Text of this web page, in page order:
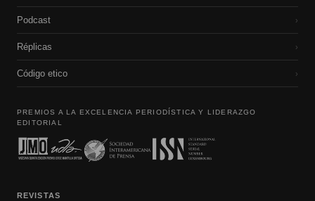
Podcast ›
Réplicas ›
Código etico ›
PREMIOS A LA EXCELENCIA PERIODÍSTICA Y LIDERAZGO
EDITORIAL
REVISTAS